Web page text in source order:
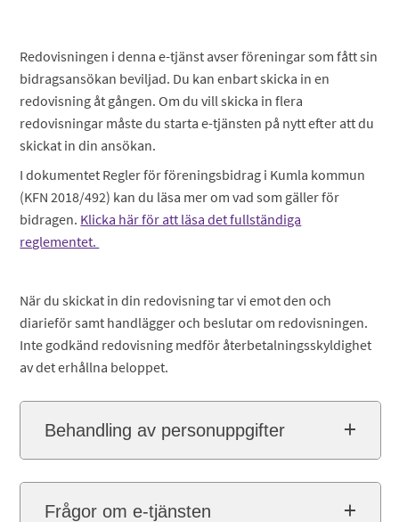
Redovisningen i denna e-tjänst avser föreningar som fått sin
bidragsansökan beviljad. Du kan enbart skicka in en
redovisning åt gången. Om du vill skicka in flera
redovisningar måste du starta e-tjänsten på nytt efter att du
skickat in din ansökan.
I dokumentet Regler för föreningsbidrag i Kumla kommun
(KFN 2018/492) kan du läsa mer om vad som gäller för
bidragen. Klicka här för att läsa det fullständiga
reglementet.
När du skickat in din redovisning tar vi emot den och
diarieför samt handlägger och beslutar om redovisningen.
Inte godkänd redovisning medför återbetalningsskyldighet
av det erhållna beloppet.
Behandling av personuppgifter
Frågor om e-tjänsten